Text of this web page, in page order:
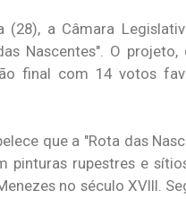
a Câmara
Nascentes". O projeto,
final com 14 votos
que a "Rota das
rupestres e
no século XVIII.